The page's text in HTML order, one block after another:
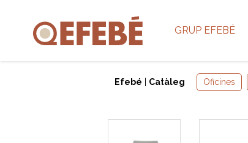
GRUP EFEBÉ
Efebé Catàleg Oficines